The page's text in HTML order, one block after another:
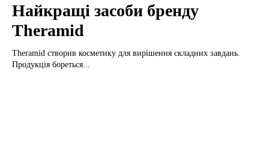
Найкращі засоби бренду
Theramid
Theramid створив косметику для вирішення складних завдань.
Продукція бореться...